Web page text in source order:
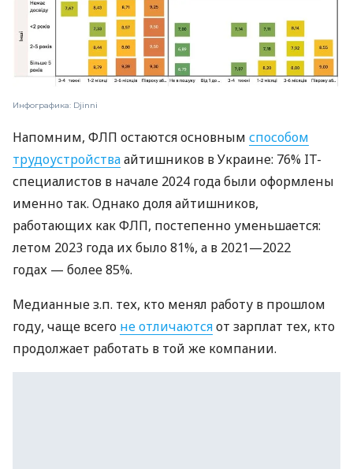
Инфографика: Djinni
Напомним, ФЛП остаются основным способом
трудоустройстваайтишников в Украине: 76% IT-
специалистов в начале 2024 года были оформлены
именно так. Однако доля айтишников,
работающих как ФЛП, постепенно уменьшается:
летом 2023 года их было 81%, а в 2021—2022
годах — более 85%.
Медианные з.п. тех, кто менял работу в прошлом
году, чаще всего не отличаютсяот зарплат тех, кто
продолжает работать в той же компании.